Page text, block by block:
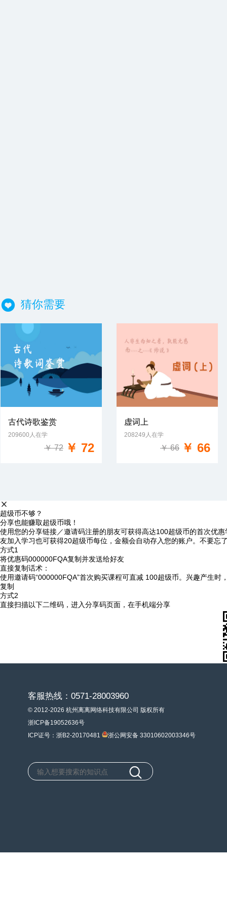
猜你需要
免费试学
古代诗歌鉴赏
209600人在学
￥ 72 ￥ 72
免费试学
虚词上
208249人在学
￥ 66 ￥ 66
超级币不够？
分享也能赚取超级币哦！
使用您的分享链接／邀请码注册的朋友可获得高达100超级币的首次优
友加入学习也可获得20超级币每位，金额会自动存入您的账户。不要忘
方式1
将优惠码000000FQA复制并发送给好友
直接复制话术：
使用邀请码“000000FQA”首次购买课程可直减 100超级币。兴趣产生时
复制
方式2
直接扫描以下二维码，进入分享码页面，在手机端分享
客服热线：0571-28003960
© 2012-2026 杭州离离网络科技有限公司 版权所有
浙ICP备19052636号
ICP证号：浙B2-20170481
浙公网安备 33010602003346号